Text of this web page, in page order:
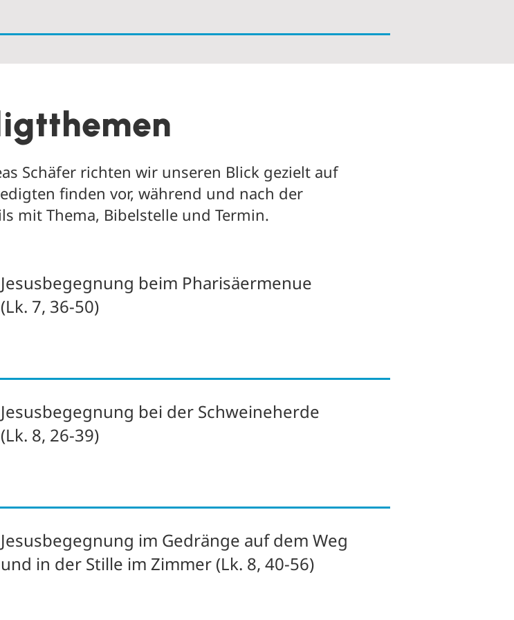
Schäfer richten wir unseren Blick gezielt auf
finden vor, während und nach der
mit Thema, Bibelstelle und Termin.
Jesusbegegnung beim Pharisäermenue
(Lk. 7, 36-50)
Jesusbegegnung bei der Schweineherde
(Lk. 8, 26-39)
Jesusbegegnung im Gedränge auf dem Weg
und in der Stille im Zimmer (Lk. 8, 40-56)